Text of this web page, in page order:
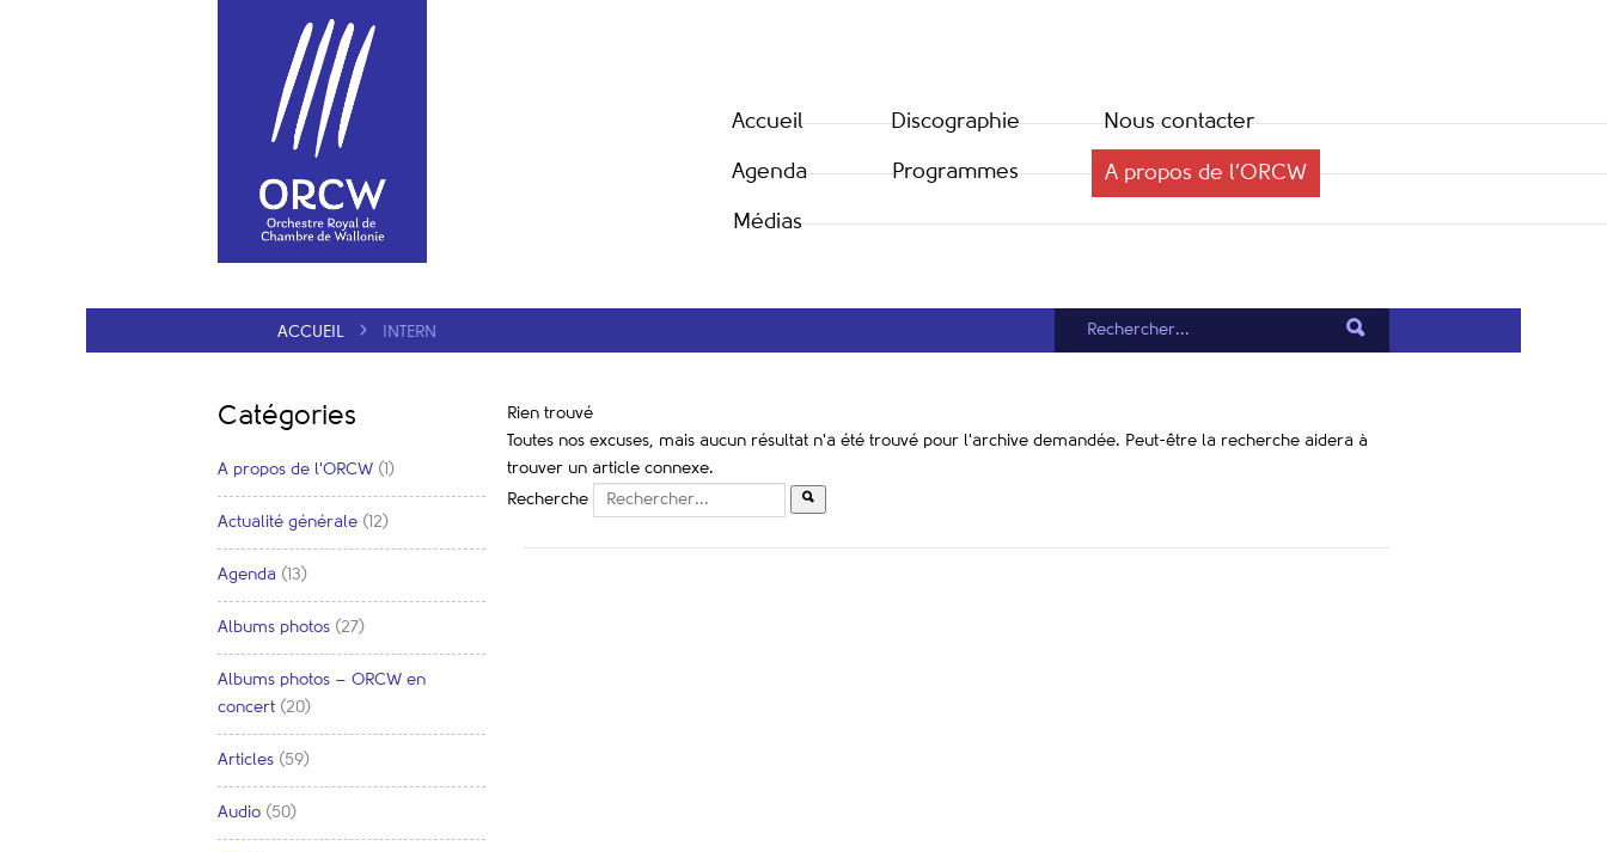
Accueil
Agenda
Médias
Discographie
Programmes
Nous contacter
A propos de l’ORCW
ACCUEIL INTERN
Rien trouvé
Toutes nos excuses, mais aucun résultat n'a été trouvé pour l'archive demandée. Peut-être la recherche aidera à
trouver un article connexe.
Recherche
Catégories
A propos de l'ORCW (1)
Actualité générale (12)
Agenda (13)
Albums photos (27)
Albums photos – ORCW en
concert (20)
Articles (59)
Audio (50)